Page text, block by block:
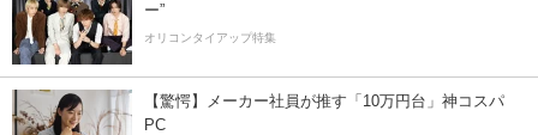
ー”
オリコンタイアップ特集
【驚愕】メーカー社員が推す「10万円台」神コスパ
PC